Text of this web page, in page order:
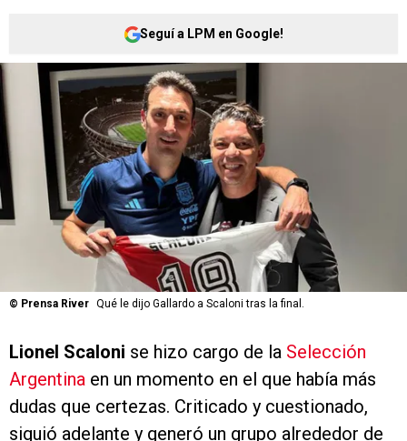
Seguí a LPM en Google!
© Prensa River Qué le dijo Gallardo a Scaloni tras la final.
Lionel Scaloni se hizo cargo de la Selección
Argentina en un momento en el que había más
dudas que certezas. Criticado y cuestionado,
siguió adelante y generó un grupo alrededor de